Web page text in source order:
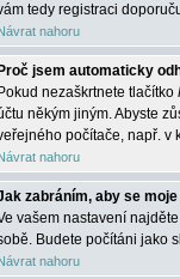
tedy registraci
nahoru
Proč jsem automaticky
Pokud nezaškrtnete tlačítko
někým jiným. Abyste
počítače, např. v
nahoru
zabráním, aby se
vašem nastavení
Budete počítáni jako
nahoru